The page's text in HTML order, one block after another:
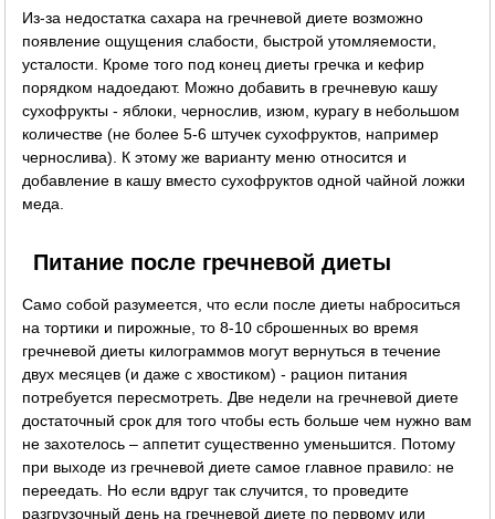
Из-за недостатка сахара на гречневой диете возможно
появление ощущения слабости, быстрой утомляемости,
усталости. Кроме того под конец диеты гречка и кефир
порядком надоедают. Можно добавить в гречневую кашу
сухофрукты - яблоки, чернослив, изюм, курагу в небольшом
количестве (не более 5-6 штучек сухофруктов, например
чернослива). К этому же варианту меню относится и
добавление в кашу вместо сухофруктов одной чайной ложки
меда.
Питание после гречневой диеты
Само собой разумеется, что если после диеты наброситься
на тортики и пирожные, то 8-10 сброшенных во время
гречневой диеты килограммов могут вернуться в течение
двух месяцев (и даже с хвостиком) - рацион питания
потребуется пересмотреть. Две недели на гречневой диете
достаточный срок для того чтобы есть больше чем нужно вам
не захотелось – аппетит существенно уменьшится. Потому
при выходе из гречневой диете самое главное правило: не
переедать. Но если вдруг так случится, то проведите
разгрузочный день на гречневой диете по первому или